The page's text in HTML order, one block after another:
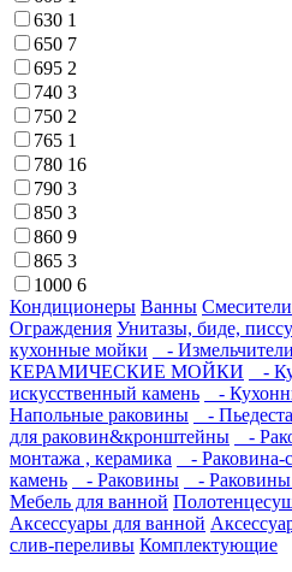
630 1
650 7
695 2
740 3
750 2
765 1
780 16
790 3
850 3
860 9
865 3
1000 6
Кондиционеры Ванны Смесители
Ограждения Унитазы, биде,
кухонные мойки
- Измельчители
КЕРАМИЧЕСКИЕ МОЙКИ
-
искусственный камень
-
Напольные раковины
-
для раковин&кронштейны
-
монтажа , керамика
- Раковина-
камень
- Раковины -
Мебель для ванной
Аксессуары для ванной
слив-переливы Комплектующие